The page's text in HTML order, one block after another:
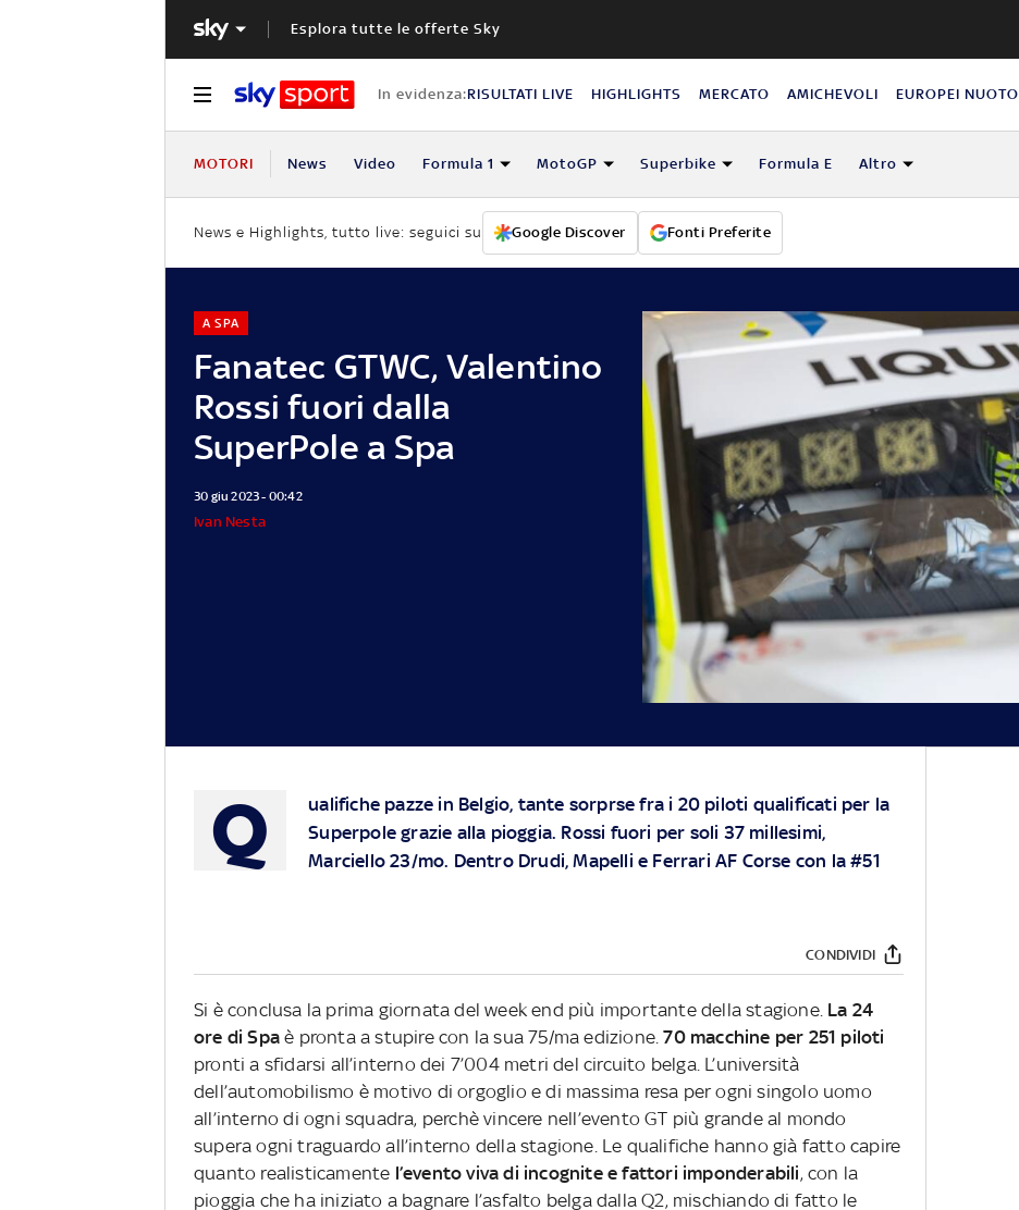
Esplora tutte le offerte Sky
In evidenza:RISULTATI LIVE HIGHLIGHTS MERCATO AMICHEVOLI EUROPEI NUOTO
MOTORI News Video Formula 1 MotoGP Superbike Formula E Altro
News e Highlights, tutto live: seguici su Google Discover Fonti Preferite
Fanatec GTWC, Valentino
Rossi fuori dalla
SuperPole a Spa
A SPA
30 giu 2023 - 00:42
Ivan Nesta
Q
ualifiche pazze in Belgio, tante sorprse fra i 20 piloti qualificati per la
Superpole grazie alla pioggia. Rossi fuori per soli 37 millesimi,
Marciello 23/mo. Dentro Drudi, Mapelli e Ferrari AF Corse con la #51
CONDIVIDI
Si è conclusa la prima giornata del week end più importante della stagione. La 24
ore di Spa è pronta a stupire con la sua 75/ma edizione.70 macchine per 251 piloti
pronti a sfidarsi all’interno dei 7’004 metri del circuito belga. L’università
dell’automobilismo è motivo di orgoglio e di massima resa per ogni singolo uomo
all’interno di ogni squadra, perchè vincere nell’evento GT più grande al mondo
supera ogni traguardo all’interno della stagione. Le qualifiche hanno già fatto capire
quanto realisticamente l’evento viva di incognite e fattori imponderabili, con la
pioggia che ha iniziato a bagnare l’asfalto belga dalla Q2, mischiando di fatto le